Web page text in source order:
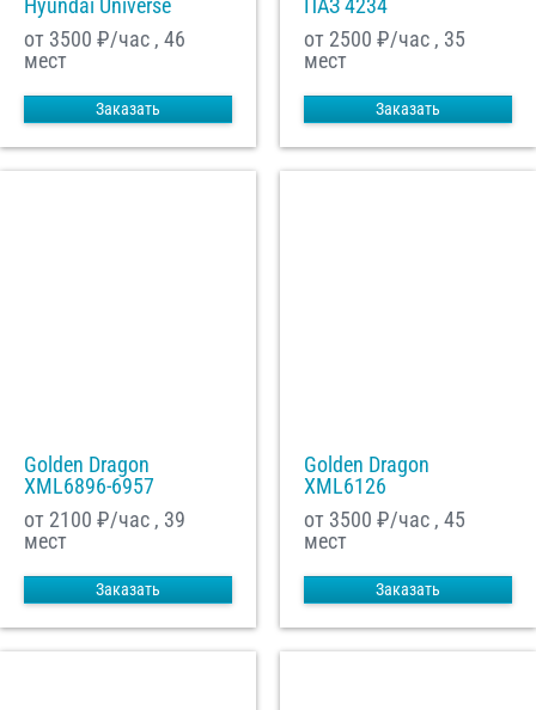
Hyundai Universe
от 3500 ₽/час , 46
мест
Заказать
ПАЗ 4234
от 2500 ₽/час , 35
мест
Заказать
Golden Dragon
XML6896-6957
от 2100 ₽/час , 39
мест
Заказать
Golden Dragon
XML6126
от 3500 ₽/час , 45
мест
Заказать